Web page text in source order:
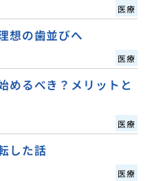
医療
想の歯並びへ
医療
めるべき？メリットと
医療
した話
医療